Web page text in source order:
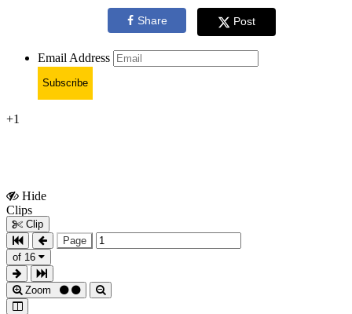
Share Post
Email Address
Subscribe
+1
Hide
Clips
Clip
Page
of 16
Zoom